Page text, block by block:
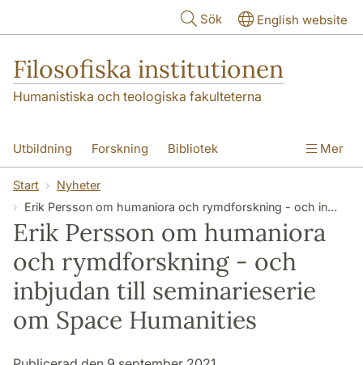
Sök English website
Filosofiska institutionen
Humanistiska och teologiska fakulteterna
Utbildning Forskning Bibliotek
Personal Kontakt
Mer
Start
Nyheter
Erik Persson om humaniora och rymdforskning - och inbjudan till seminarieserie om Space Humanities
Erik Persson om humaniora
och rymdforskning - och
inbjudan till seminarieserie
om Space Humanities